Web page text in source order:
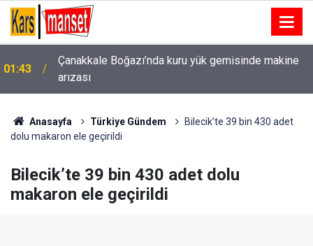
01:43
Çanakkale Boğazı’nda kuru yük gemisinde makine
arızası
00:49
Kartal’da minibüs yangını: Peş peşe patlamalar
paniğe neden oldu
Anasayfa Türkiye Gündem
Bilecik’te 39 bin 430 adet
dolu makaron ele geçirildi
Bilecik’te 39 bin 430 adet dolu
makaron ele geçirildi